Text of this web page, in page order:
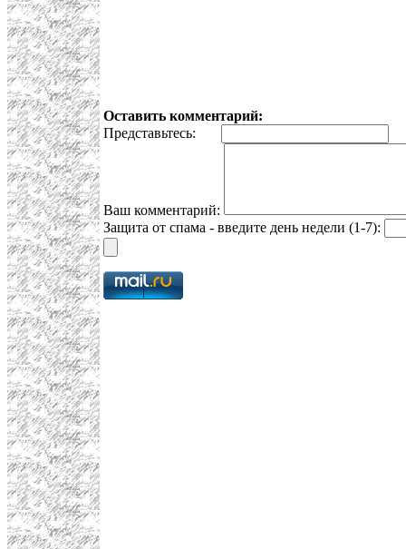
Оставить комментарий:
Представьтесь:
Ваш комментарий:
Защита от спама - введите день недели (1-7):